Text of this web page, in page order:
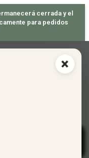
cerrada y el
para pedidos
×
DE 50€ DE PEDIDO! 🐝